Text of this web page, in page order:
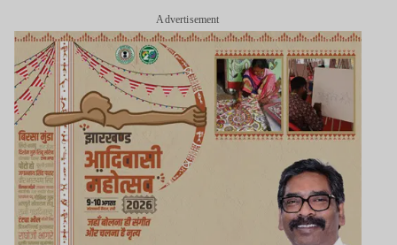
Advertisement